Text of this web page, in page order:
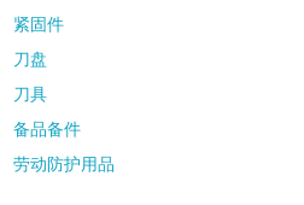
紧固件
刀盘
刀具
备品备件
劳动防护用品